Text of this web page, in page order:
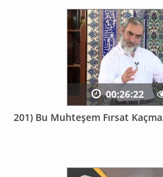
201) Bu Muhteşem Fırsat
00:26:22